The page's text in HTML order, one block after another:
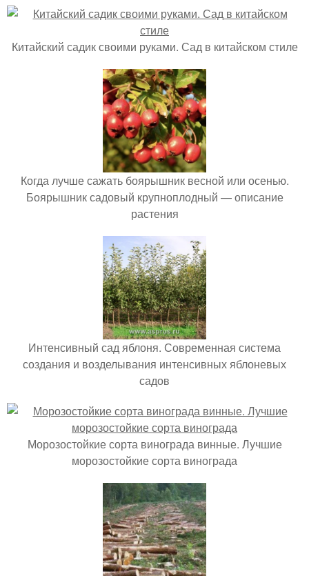
Китайский садик своими руками. Сад в китайском стиле
Когда лучше сажать боярышник весной или осенью.
Боярышник садовый крупноплодный — описание
растения
Интенсивный сад яблоня. Современная система
создания и возделывания интенсивных яблоневых
садов
Морозостойкие сорта винограда винные. Лучшие
морозостойкие сорта винограда